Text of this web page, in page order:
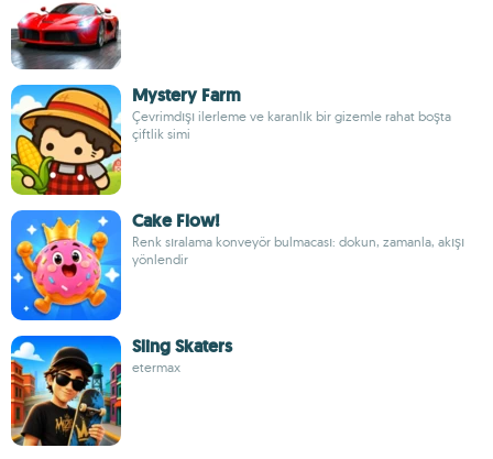
Mystery Farm
Çevrimdışı ilerleme ve karanlık bir gizemle rahat boşta
çiftlik simi
Cake Flow!
Renk sıralama konveyör bulmacası: dokun, zamanla, akışı
yönlendir
Sling Skaters
etermax